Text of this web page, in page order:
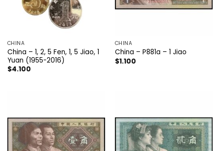
CHINA
China – 1, 2, 5 Fen, 1, 5 Jiao, 1
Yuan (1955-2016)
$4.100
CHINA
China – P881a – 1 Jiao
$1.100